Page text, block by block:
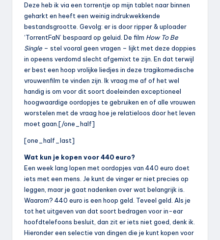
Deze heb ik via een torrentje op mijn tablet naar binnen
geharkt en heeft een weinig indrukwekkende
bestandsgrootte. Gevolg: er is door ripper & uploader
‘TorrentFaN’ bespaard op geluid. De film How To Be
Single – stel vooral geen vragen – lijkt met deze doppies
in opeens verdomd slecht afgemixt te zijn. En dat terwijl
er best een hoop vrolijke liedjes in deze tragikomedische
vrouwenfilm te vinden zijn. Ik vraag me af of het wel
handig is om voor dit soort doeleinden exceptioneel
hoogwaardige oordopjes te gebruiken en of alle vrouwen
worstelen met de vraag hoe je relatieloos door het leven
moet gaan.[/one_half]
[one_half_last]
Wat kun je kopen voor 440 euro?
Een week lang lopen met oordopjes van 440 euro doet
iets met een mens. Je kunt de vinger er niet precies op
leggen, maar je gaat nadenken over wat belangrijk is.
Waarom? 440 euro is een hoop geld. Teveel geld. Als je
tot het uitgeven van dat soort bedragen voor in-ear
hoofdtelefoons besluit, dan zit er iets niet goed, denk ik.
Hieronder een selectie van dingen die je kunt kopen voor